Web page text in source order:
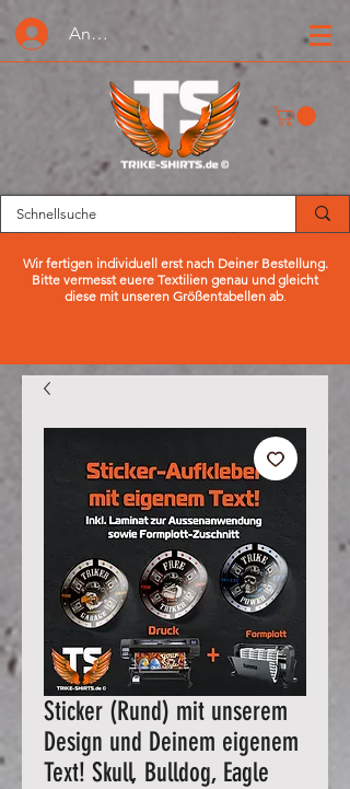
Anmelden oder Registrieren
Wir fertigen individuell erst nach Deiner Bestellung.
Bitte vermesst euere Textilien genau und gleicht
diese mit unseren Größentabellen ab.
Sticker (Rund) mit unserem
Design und Deinem eigenem
Text! Skull, Bulldog, Eagle